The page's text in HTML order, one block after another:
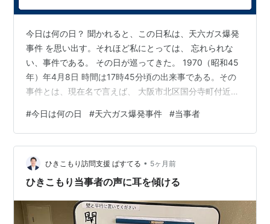
今日は何の日？ 聞かれると、この日私は、天六ガス爆発
事件 を思い出す。それほど私にとっては、 忘れられな
い、事件である。 その日が巡ってきた。 1970（昭和45
年）年4月8日 時間は17時45分頃の出来事である。その
事件とは、現在名で言えば、 大阪市北区国分寺町付近で
の大被害が生じた。 事件である。 発端は、市営地下鉄線
の延長工事で ガス管の移動、補強、延長などを 行う工事
をしていた。 ガス管の工事で移動等でその前に 十分な補
強がおこなわれなかったことで 継ぎ手部分が、外れて地
下鉄工事中の 空洞にもれて充満したのである。 誰ともな
#今日は何の日 #天六ガス爆発事件 #当事者
ひきこもり訪問支援 ぱすてる • 5ヶ月前
ひきこもり当事者の声に耳を傾ける